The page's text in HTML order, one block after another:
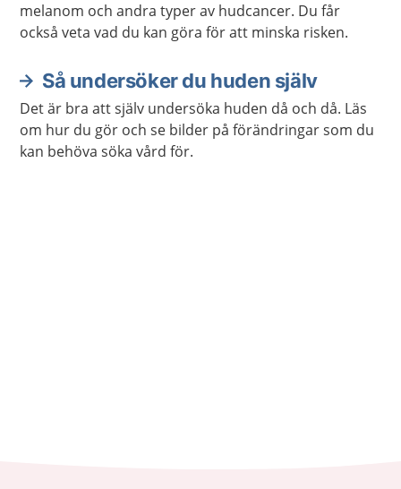
melanom och andra typer av hudcancer. Du får
också veta vad du kan göra för att minska risken.
Så undersöker du huden själv
Det är bra att själv undersöka huden då och då. Läs
om hur du gör och se bilder på förändringar som du
kan behöva söka vård för.